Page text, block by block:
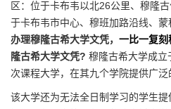
区：位于卡布韦以北26公里、穆隆
于卡布韦市中心、穆班加路沿线、蒙
办理穆隆古希大学文凭， 一比一复刻
隆古希大学文凭? 穆隆古希大学成
次课程大学，在其九个学院提供广泛
该大学还为无法全日制学习的学生提